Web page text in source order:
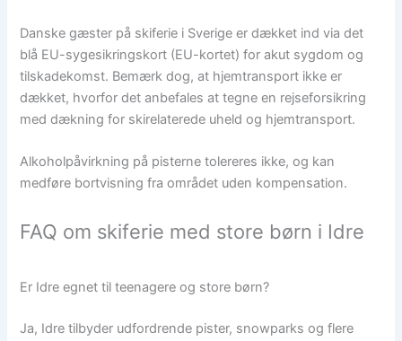
Danske gæster på skiferie i Sverige er dækket ind via det
blå EU-sygesikringskort (EU-kortet) for akut sygdom og
tilskadekomst. Bemærk dog, at hjemtransport ikke er
dækket, hvorfor det anbefales at tegne en rejseforsikring
med dækning for skirelaterede uheld og hjemtransport.
Alkoholpåvirkning på pisterne tolereres ikke, og kan
medføre bortvisning fra området uden kompensation.
FAQ om skiferie med store børn i Idre
Er Idre egnet til teenagere og store børn?
Ja, Idre tilbyder udfordrende pister, snowparks og flere